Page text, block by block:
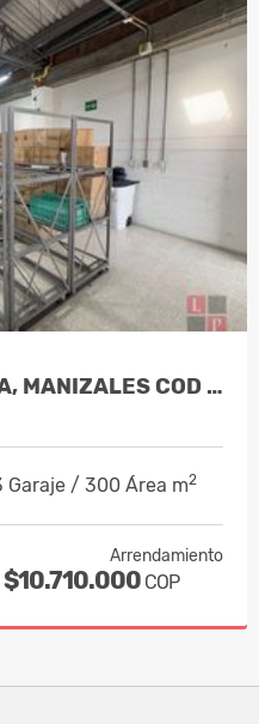
ALQUILER LOCAL ENEA, MANIZALES COD 1…
/ 300 Área m2
Arrendamiento
$10.710.000 COP